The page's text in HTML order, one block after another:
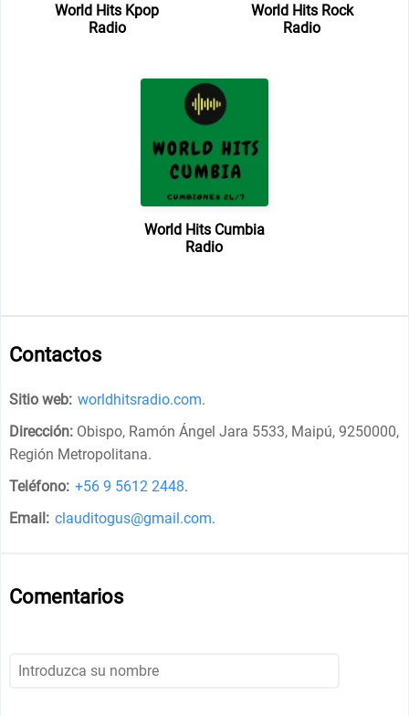
World Hits Kpop
Radio
World Hits Rock
Radio
World Hits Cumbia
Radio
Contactos
Sitio web: worldhitsradio.com.
Dirección: Obispo, Ramón Ángel Jara 5533, Maipú, 9250000,
Región Metropolitana.
Teléfono: +56 9 5612 2448.
Email: clauditogus@gmail.com.
Comentarios